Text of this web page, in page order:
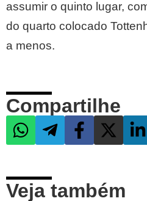
assumir o quinto lugar,
do quarto colocado
a menos.
Compartilhe
Veja também